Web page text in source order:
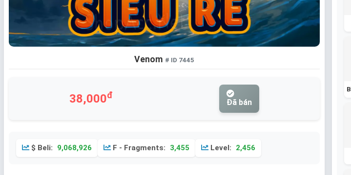
Venom # ID 7445
38,000đ
Đã bán
$ Beli: 9,068,926 F - Fragments: 3,455 Level: 2,456